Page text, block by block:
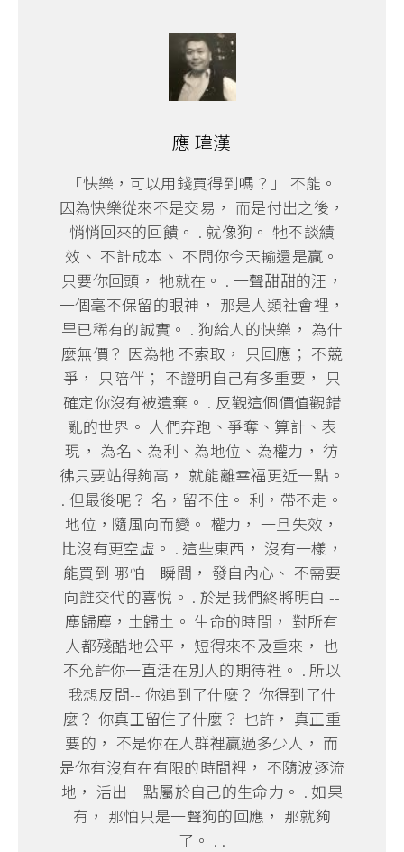
應 瑋漢
「快樂，可以用錢買得到嗎？」 不能。
因為快樂從來不是交易， 而是付出之後，
悄悄回來的回饋。 . 就像狗。 牠不談績
效、 不計成本、 不問你今天輸還是贏。
只要你回頭， 牠就在。 . 一聲甜甜的汪，
一個毫不保留的眼神， 那是人類社會裡，
早已稀有的誠實。 . 狗給人的快樂， 為什
麼無價？ 因為牠 不索取， 只回應； 不競
爭， 只陪伴； 不證明自己有多重要， 只
確定你沒有被遺棄。 . 反觀這個價值觀錯
亂的世界。 人們奔跑、爭奪、算計、表
現， 為名、為利、為地位、為權力， 彷
彿只要站得夠高， 就能離幸福更近一點。
. 但最後呢？ 名，留不住。 利，帶不走。
地位，隨風向而變。 權力， 一旦失效，
比沒有更空虛。 . 這些東西， 沒有一樣，
能買到 哪怕一瞬間， 發自內心、 不需要
向誰交代的喜悅。 . 於是我們終將明白 --
塵歸塵，土歸土。 生命的時間， 對所有
人都殘酷地公平， 短得來不及重來， 也
不允許你一直活在別人的期待裡。 . 所以
我想反問-- 你追到了什麼？ 你得到了什
麼？ 你真正留住了什麼？ 也許， 真正重
要的， 不是你在人群裡贏過多少人， 而
是你有沒有在有限的時間裡， 不隨波逐流
地， 活出一點屬於自己的生命力。 . 如果
有， 那怕只是一聲狗的回應， 那就夠
了。 . .